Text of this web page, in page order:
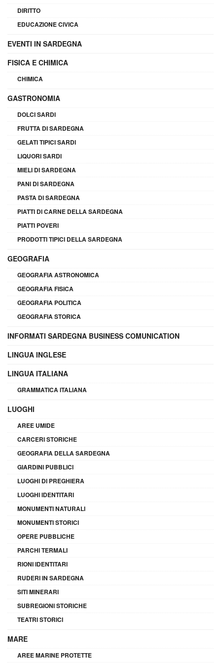
DIRITTO
EDUCAZIONE CIVICA
EVENTI IN SARDEGNA
FISICA E CHIMICA
CHIMICA
GASTRONOMIA
DOLCI SARDI
FRUTTA DI SARDEGNA
GELATI TIPICI SARDI
LIQUORI SARDI
MIELI DI SARDEGNA
PANI DI SARDEGNA
PASTA DI SARDEGNA
PIATTI DI CARNE DELLA SARDEGNA
PIATTI POVERI
PRODOTTI TIPICI DELLA SARDEGNA
GEOGRAFIA
GEOGRAFIA ASTRONOMICA
GEOGRAFIA FISICA
GEOGRAFIA POLITICA
GEOGRAFIA STORICA
INFORMATI SARDEGNA BUSINESS COMUNICATION
LINGUA INGLESE
LINGUA ITALIANA
GRAMMATICA ITALIANA
LUOGHI
AREE UMIDE
CARCERI STORICHE
GEOGRAFIA DELLA SARDEGNA
GIARDINI PUBBLICI
LUOGHI DI PREGHIERA
LUOGHI IDENTITARI
MONUMENTI NATURALI
MONUMENTI STORICI
OPERE PUBBLICHE
PARCHI TERMALI
RIONI IDENTITARI
RUDERI IN SARDEGNA
SITI MINERARI
SUBREGIONI STORICHE
TEATRI STORICI
MARE
AREE MARINE PROTETTE